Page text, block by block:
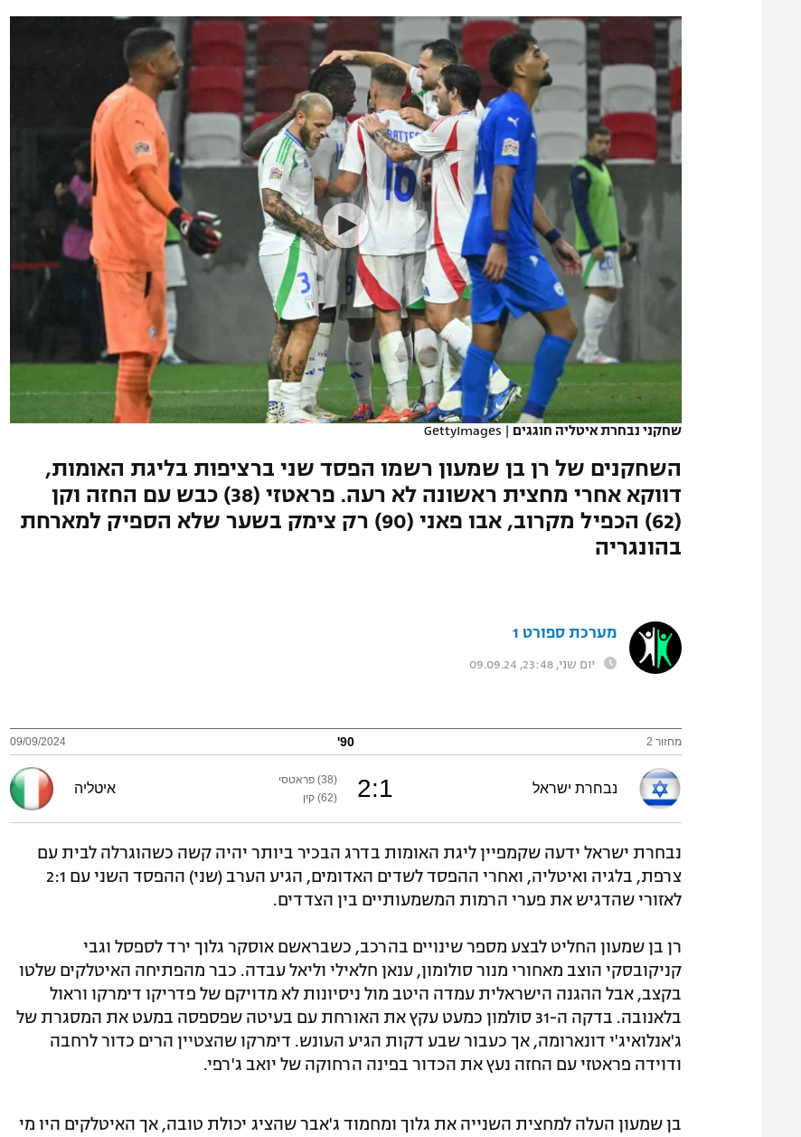
תקנון משתתפים וזוכים בפרסים
תקנון עבור פעילות אלקטרה
תקנון עבור פעילות ספורט 1 – "מרלן"
טניס
גיימינג E-Sports
תנאי שימוש
מדיניות פרטיות
תקנון פעילות ספורט 1
רשיון להקרנה פומבית לבית עסק
הצטרפות לחבילת הערוצים
לוח דרושים – ג'ובנט
המגזין
הפועל תל אביב
הפועל חיפה
הפועל באר שבע
מכבי נתניה
בני יהודה
ליגה סינית
ליגה ברזילאית
ליגות נוספות
שחקני נבחרת איטליה חוגגים |
GettyImages
השחקנים של רן בן שמעון רשמו הפסד שני ברציפות בליגת האומות,
דווקא אחרי מחצית ראשונה לא רעה. פראטזי (38) כבש עם החזה וקן
(62) הכפיל מקרוב, אבו פאני (90) רק צימק בשער שלא הספיק למארחת
בהונגריה
מערכת ספורט 1
יום שני, 23:48, 09.09.24
מחזור 2 90'
09/09/2024
נבחרת ישראל 1
:
2
(38) פראטסי
(62) קין
איטליה
נבחרת ישראל ידעה שקמפיין ליגת האומות בדרג הבכיר ביותר יהיה קשה כשהוגרלה לבית עם
צרפת, בלגיה ואיטליה, ואחרי ההפסד לשדים האדומים, הגיע הערב (שני) ההפסד השני עם 2:1
לאזורי שהדגיש את פערי הרמות המשמעותיים בין הצדדים.
רן בן שמעון החליט לבצע מספר שינויים בהרכב, כשבראשם אוסקר גלוך ירד לספסל וגבי
קניקובסקי הוצב מאחורי מנור סולומון, ענאן חלאילי וליאל עבדה. כבר מהפתיחה האיטלקים שלטו
בקצב, אבל ההגנה הישראלית עמדה היטב מול ניסיונות לא מדויקם של פדריקו דימרקו וראול
בלאנובה. בדקה ה-31 סולמון כמעט עקץ את האורחת עם בעיטה שפספסה במעט את המסגרת של
ג'אנלואיג'י דונארומה, אך כעבור שבע דקות הגיע העונש. דימרקו שהצטיין הרים כדור לרחבה
ודוידה פראטזי עם החזה נעץ את הכדור בפינה הרחוקה של יואב ג'רפי.
בן שמעון העלה למחצית השנייה את גלוך ומחמוד ג'אבר שהציג יכולת טובה, אך האיטלקים היו מי